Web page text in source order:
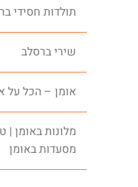
תולדות חסידי
שירי ברסלב
אומן – הכל על
מלונות באומן |
מסעדות באומן